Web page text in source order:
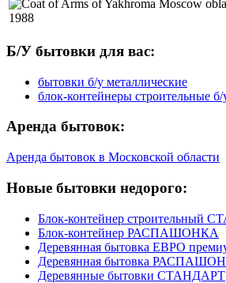
Б/У бытовки для вас:
бытовки б/у металлические
блок-контейнеры строительные б/
Аренда бытовок:
Аренда бытовок в Московской области
Новые бытовки недорого:
Блок-контейнер строительный
Блок-контейнер РАСПАШОНКА
Деревянная бытовка ЕВРО
Деревянная бытовка
Деревянные бытовки СТАНДАРТ